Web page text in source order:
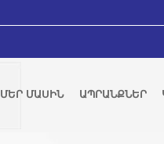
ՄԵՐ ՄԱՍԻՆ ԱՊՐԱՆՔՆԵՐ